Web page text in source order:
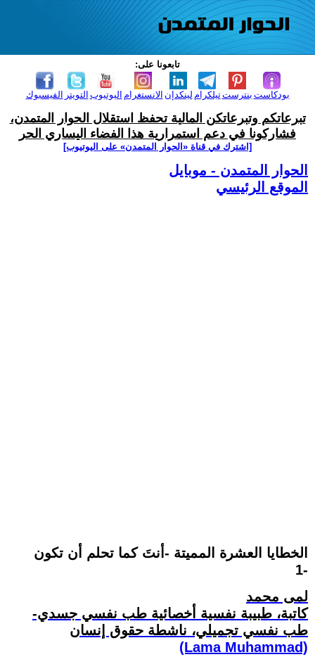
تابعونا على:
الفيسبوك التويتر اليوتيوب الانستغرام لينكدإن تيلكرامبنترست بودكاست
تبرعاتكم وتبرعاتكن المالية تحفظ استقلال الحوار المتمدن،
فشاركونا في دعم استمرارية هذا الفضاء اليساري الحر
[اشترك في قناة ‫«الحوار المتمدن» على اليوتيوب]
الحوار المتمدن - موبايل
الموقع الرئيسي
الخطايا العشرة المميتة -أنتَ كما تحلم أن تكون
1-
لمى محمد
كاتبة، طبيبة نفسية أخصائية طب نفسي جسدي-
طب نفسي تجميلي، ناشطة حقوق إنسان
(Lama Muhammad)